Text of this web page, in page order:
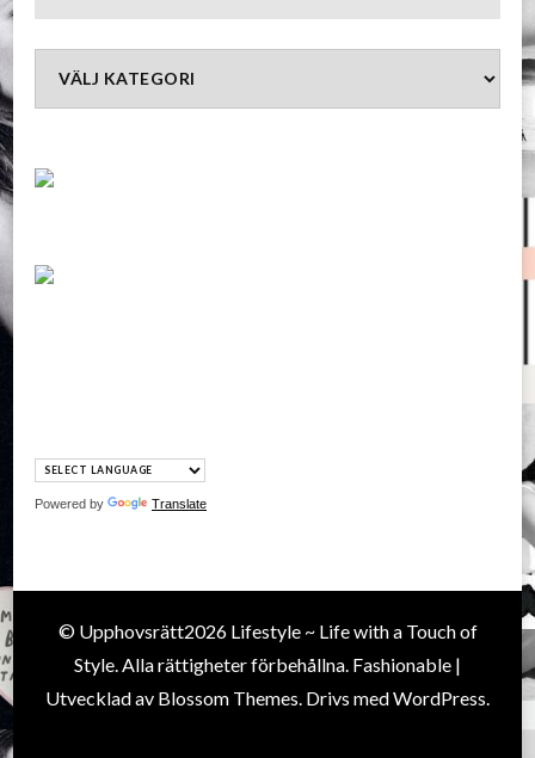
Kategorier
Powered by Translate
© Upphovsrätt2026 Lifestyle ~ Life with a Touch of
Style . Alla rättigheter förbehållna. Fashionable |
Utvecklad av Blossom Themes . Drivs medWordPress